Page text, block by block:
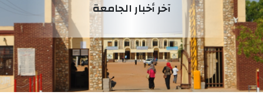
آخر أخبار الجامعة